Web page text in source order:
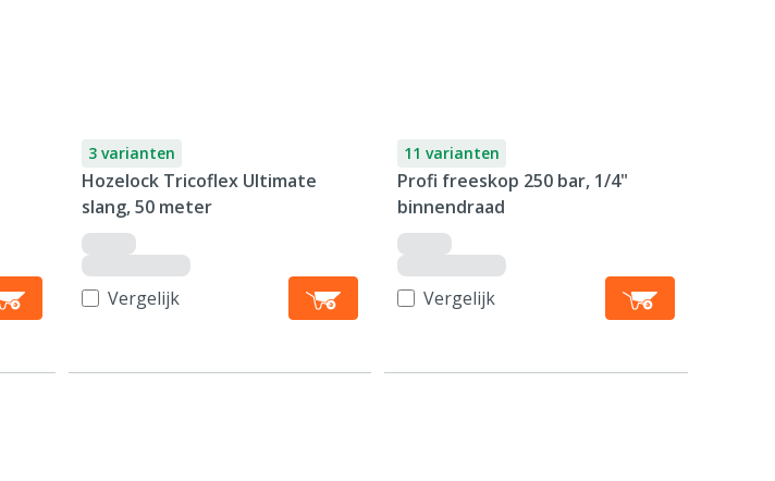
3 varianten
Hozelock Tricoflex Ultimate
slang, 50 meter
Vergelijk
11 varianten
Profi freeskop 250 bar, 1/4"
binnendraad
Vergelijk